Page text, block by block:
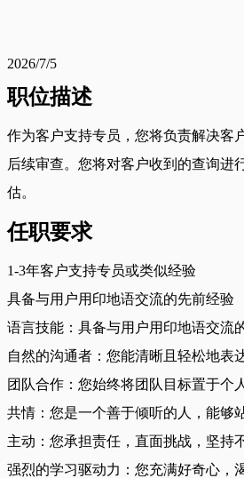
2026/7/5
职位描述
作为客户支持专员，您将负责解决客
后续审查。您将对客户收到的查询进
估。
任职要求
1-3年客户支持专员或类似经验
具备与用户用印地语交流的先前经验
语言技能：具备与用户用印地语交流
自然的沟通者：您能清晰且轻松地表
团队合作：您始终将团队目标置于个
共情：您是一个善于倾听的人，能够
主动：您承担责任，直面挑战，坚持
强烈的学习驱动力：您充满好奇心，